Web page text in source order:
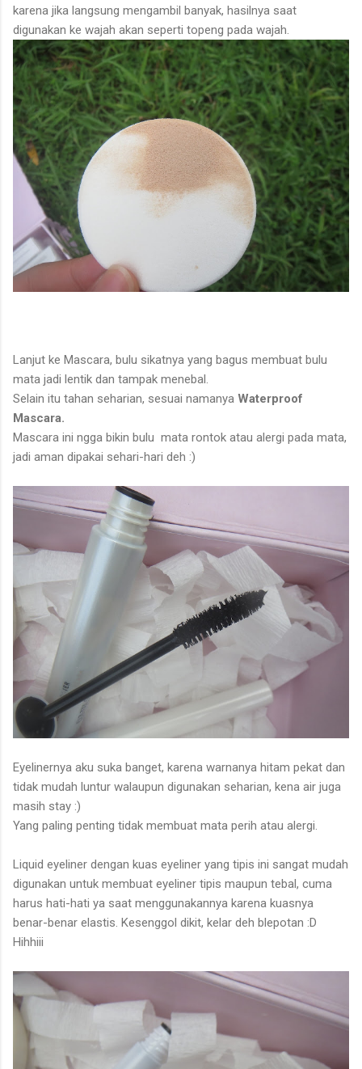
karena jika langsung mengambil banyak, hasilnya saat
digunakan ke wajah akan seperti topeng pada wajah.
Lanjut ke Mascara, bulu sikatnya yang bagus membuat bulu
mata jadi lentik dan tampak menebal.
Selain itu tahan seharian, sesuai namanya Waterproof
Mascara.
Mascara ini ngga bikin bulu mata rontok atau alergi pada mata,
jadi aman dipakai sehari-hari deh :)
Eyelinernya aku suka banget, karena warnanya hitam pekat dan
tidak mudah luntur walaupun digunakan seharian, kena air juga
masih stay :)
Yang paling penting tidak membuat mata perih atau alergi.
Liquid eyeliner dengan kuas eyeliner yang tipis ini sangat mudah
digunakan untuk membuat eyeliner tipis maupun tebal, cuma
harus hati-hati ya saat menggunakannya karena kuasnya
benar-benar elastis. Kesenggol dikit, kelar deh blepotan :D
Hihhiii